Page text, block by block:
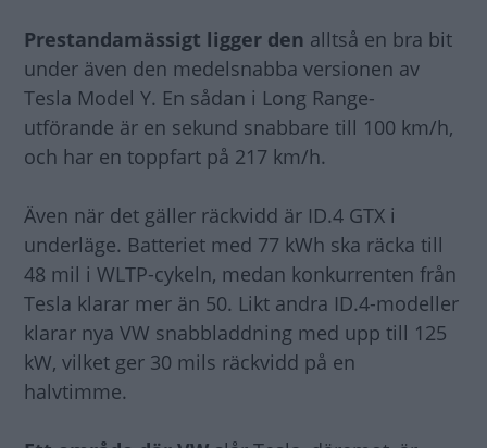
Prestandamässigt ligger den alltså en bra bit
under även den medelsnabba versionen av
Tesla Model Y. En sådan i Long Range-
utförande är en sekund snabbare till 100 km/h,
och har en toppfart på 217 km/h.
Även när det gäller räckvidd är ID.4 GTX i
underläge. Batteriet med 77 kWh ska räcka till
48 mil i WLTP-cykeln, medan konkurrenten från
Tesla klarar mer än 50. Likt andra ID.4-modeller
klarar nya VW snabbladdning med upp till 125
kW, vilket ger 30 mils räckvidd på en
halvtimme.